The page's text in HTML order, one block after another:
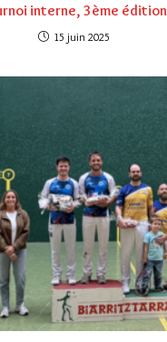
interne, 3ème édition
15 juin 2025